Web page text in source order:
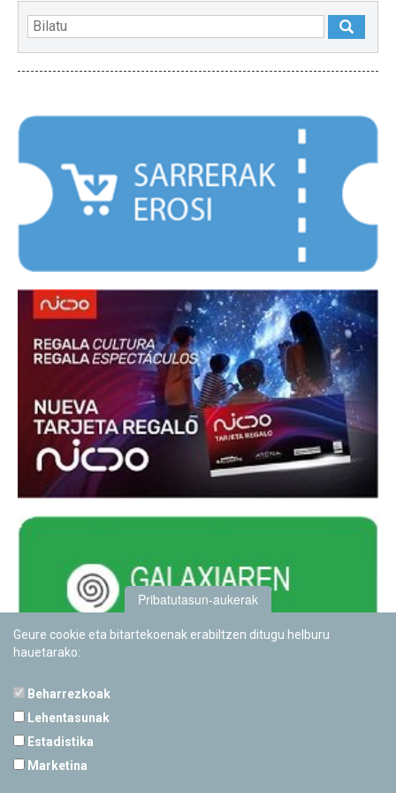
Pribatutasun-aukerak
Geure cookie eta bitartekoenak erabiltzen ditugu helburu
hauetarako:
Beharrezkoak
Lehentasunak
Estadistika
Marketina